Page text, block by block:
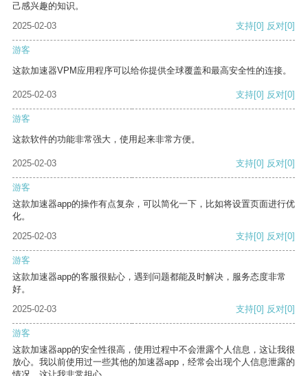
己感兴趣的知识。
2025-02-03
支持[0] 反对[0]
游客
这款加速器VPM应用程序可以给你提供全球覆盖和最高安全性的连接。
2025-02-03 支持[0] 反对[0]
游客
这款软件的功能非常强大，使用起来非常方便。
2025-02-03 支持[0] 反对[0]
游客
这款加速器app的操作有点复杂，可以简化一下，比如将设置页面进行优
化。
2025-02-03
支持[0] 反对[0]
游客
这款加速器app的客服很贴心，遇到问题都能及时解决，服务态度非常
好。
2025-02-03
支持[0] 反对[0]
游客
这款加速器app的安全性很高，使用过程中不会泄露个人信息，这让我很
放心。我以前使用过一些其他的加速器app，经常会出现个人信息泄露的